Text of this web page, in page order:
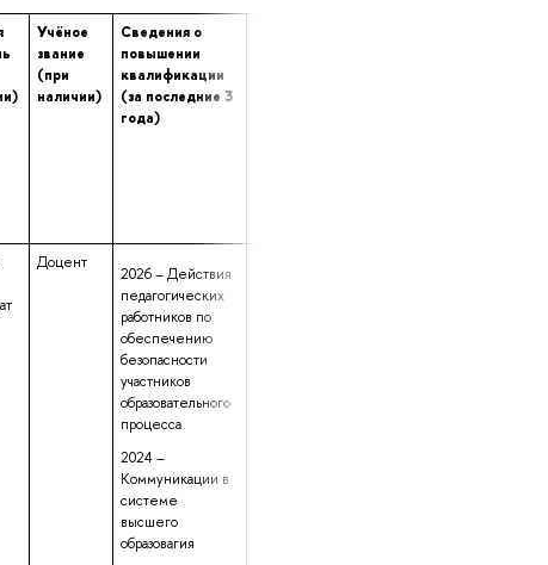
Учёное
звание
(при
наличии)
Сведения о
повышении
квалификации
(за последние 3
года)
Доцент
2026 – Действия
педагогических
работников по
обеспечению
безопасности
участников
образовательного
процесса
2024 –
Коммуникации в
системе
высшего
образовагия